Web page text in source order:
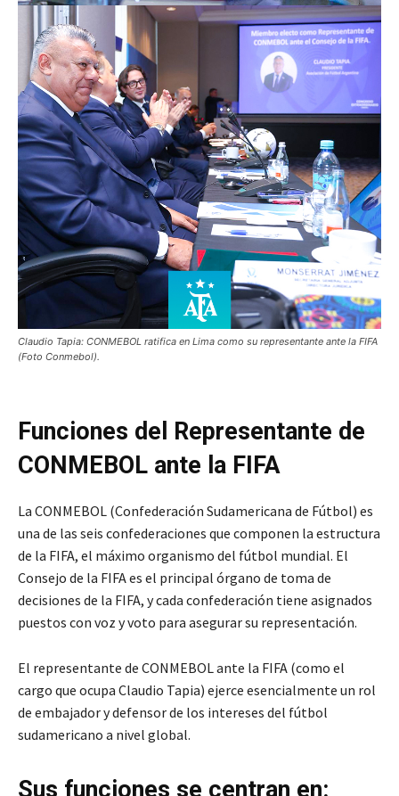
Claudio Tapia: CONMEBOL ratifica en Lima como su representante ante la FIFA
(Foto Conmebol).
Funciones del Representante de
CONMEBOL ante la FIFA
La CONMEBOL (Confederación Sudamericana de Fútbol) es
una de las seis confederaciones que componen la estructura
de la FIFA, el máximo organismo del fútbol mundial. El
Consejo de la FIFA es el principal órgano de toma de
decisiones de la FIFA, y cada confederación tiene asignados
puestos con voz y voto para asegurar su representación.
El representante de CONMEBOL ante la FIFA (como el
cargo que ocupa Claudio Tapia) ejerce esencialmente un rol
de embajador y defensor de los intereses del fútbol
sudamericano a nivel global.
Sus funciones se centran en: